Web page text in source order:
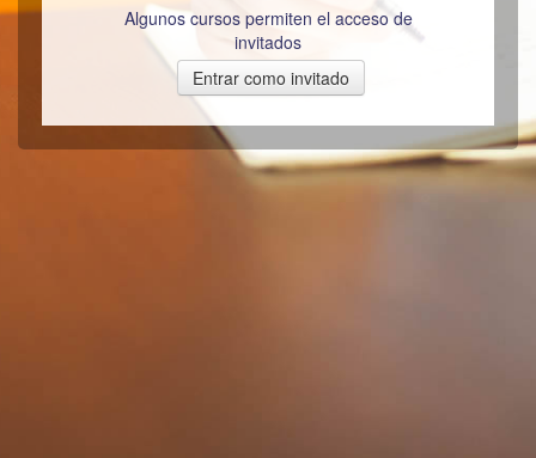
Algunos cursos permiten el acceso de
invitados